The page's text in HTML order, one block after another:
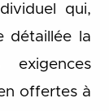
qui,
détaillée la
offertes à